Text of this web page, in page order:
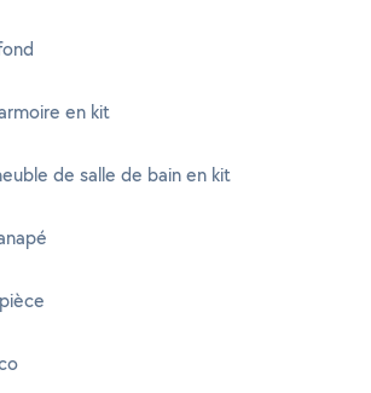
en kit
de salle de bain en kit